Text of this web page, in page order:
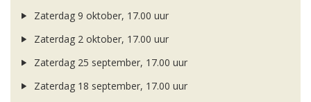
Zaterdag 9 oktober, 17.00 uur
Zaterdag 2 oktober, 17.00 uur
Zaterdag 25 september, 17.00 uur
Zaterdag 18 september, 17.00 uur